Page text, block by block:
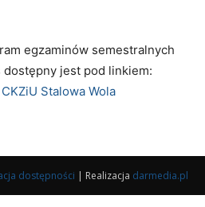
egzaminów semestralnych
jest pod linkiem:
Stalowa Wola
dostępności | Realizacja darmedia.pl